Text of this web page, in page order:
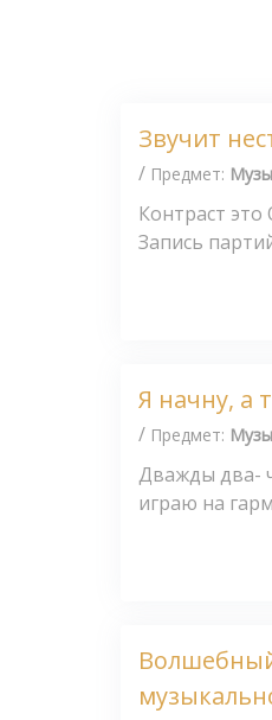
Звучит
/ Предмет:
Контраст
Запись
Я начну, а
/ Предмет:
Дважды два-
играю на